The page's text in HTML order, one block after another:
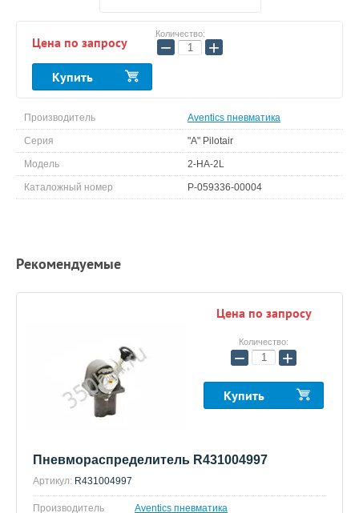
Цена по запросу
Количество:
− +
Купить
Производитель Aventics пневматика
Серия "A" Pilotair
Модель 2-HA-2L
Каталожный номер P-059336-00004
Рекомендуемые
Цена по запросу
Количество:
− +
Купить
Пневмораспределитель R431004997
Артикул: R431004997
Производитель Aventics пневматика